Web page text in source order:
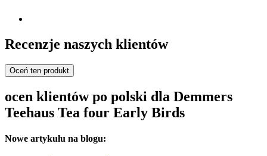
Recenzje naszych klientów
Oceń ten produkt
ocen klientów po polski dla Demmers
Teehaus Tea four Early Birds
Nowe artykułu na blogu: